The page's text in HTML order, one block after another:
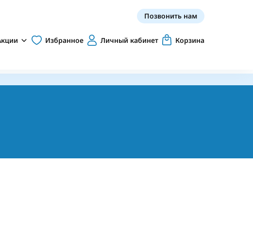
Позвонить нам
Избранное Личный кабинет Корзина